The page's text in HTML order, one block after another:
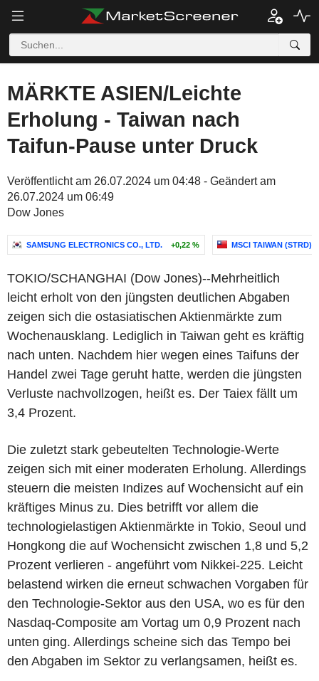
MÄRKTE ASIEN/Leichte
Erholung - Taiwan nach
Taifun-Pause unter Druck
Veröffentlicht am 26.07.2024 um 04:48 - Geändert am
26.07.2024 um 06:49
Dow Jones
SAMSUNG ELECTRONICS CO., LTD. +0,22 % MSCI TAIWAN (STRD)
TOKIO/SCHANGHAI (Dow Jones)--Mehrheitlich
leicht erholt von den jüngsten deutlichen Abgaben
zeigen sich die ostasiatischen Aktienmärkte zum
Wochenausklang. Lediglich in Taiwan geht es kräftig
nach unten. Nachdem hier wegen eines Taifuns der
Handel zwei Tage geruht hatte, werden die jüngsten
Verluste nachvollzogen, heißt es. Der Taiex fällt um
3,4 Prozent.
Die zuletzt stark gebeutelten Technologie-Werte
zeigen sich mit einer moderaten Erholung. Allerdings
steuern die meisten Indizes auf Wochensicht auf ein
kräftiges Minus zu. Dies betrifft vor allem die
technologielastigen Aktienmärkte in Tokio, Seoul und
Hongkong die auf Wochensicht zwischen 1,8 und 5,2
Prozent verlieren - angeführt vom Nikkei-225. Leicht
belastend wirken die erneut schwachen Vorgaben für
den Technologie-Sektor aus den USA, wo es für den
Nasdaq-Composite am Vortag um 0,9 Prozent nach
unten ging. Allerdings scheine sich das Tempo bei
den Abgaben im Sektor zu verlangsamen, heißt es.